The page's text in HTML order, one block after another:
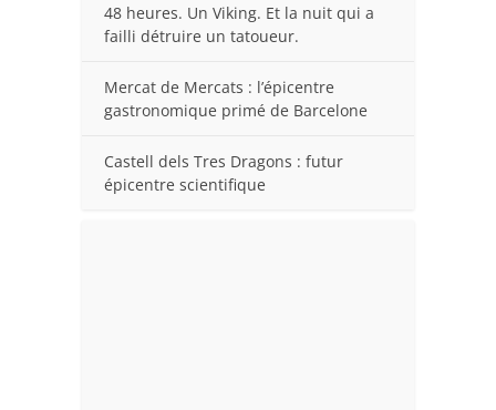
48 heures. Un Viking. Et la nuit qui a
failli détruire un tatoueur.
Mercat de Mercats : l’épicentre
gastronomique primé de Barcelone
Castell dels Tres Dragons : futur
épicentre scientifique